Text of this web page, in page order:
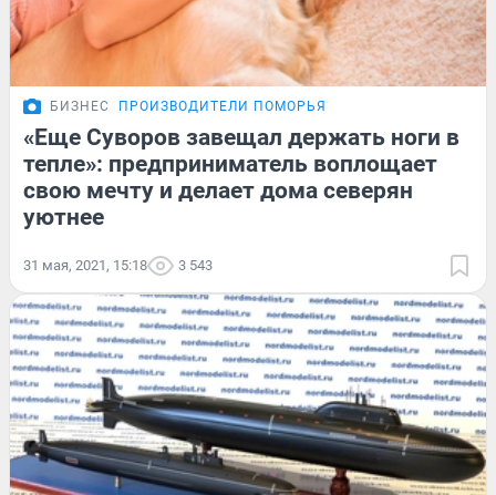
БИЗНЕС ПРОИЗВОДИТЕЛИ ПОМОРЬЯ
«Еще Суворов завещал держать ноги в
тепле»: предприниматель воплощает
свою мечту и делает дома северян
уютнее
31 мая, 2021, 15:18 3 543